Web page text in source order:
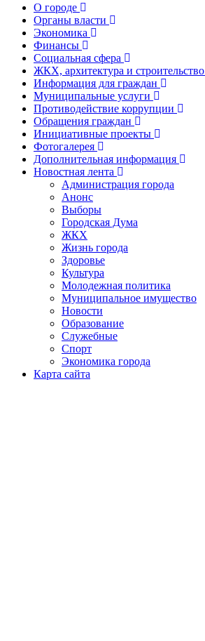
О городе
Органы власти
Экономика
Финансы
Социальная сфера
ЖКХ, архитектура и строительство
Информация для граждан
Муниципальные услуги
Противодействие коррупции
Обращения граждан
Инициативные проекты
Фотогалерея
Дополнительная информация
Новостная лента
Администрация города
Анонс
Выборы
Городская Дума
ЖКХ
Жизнь города
Здоровье
Культура
Молодежная политика
Муниципальное имущество
Новости
Образование
Служебные
Спорт
Экономика города
Карта сайта